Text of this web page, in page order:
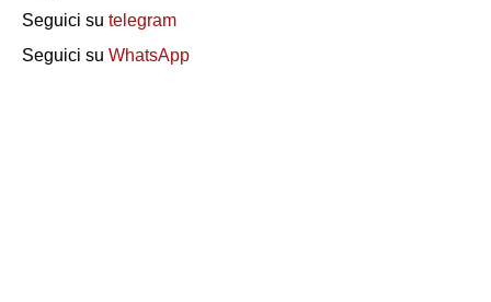
Seguici su telegram
Seguici su WhatsApp